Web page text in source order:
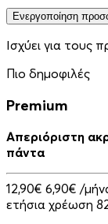
Ενεργοποίηση
Ισχύει για τους
Πιο δημοφιλές
Premium
Απεριόριστη
πάντα
12,90€ 6,90€ /
ετήσια χρέωση